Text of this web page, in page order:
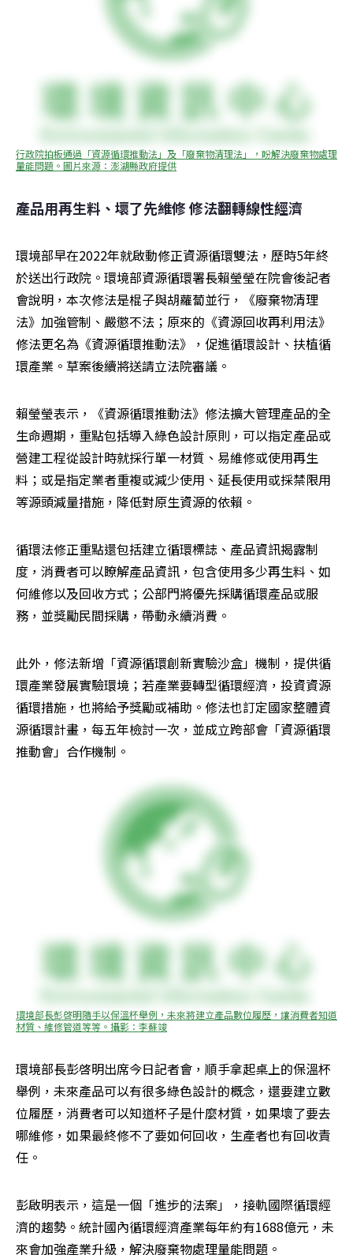
行政院拍板通過「資源循環推動法」及「廢棄物清理法」，盼解決廢棄物處理
量能問題。圖片來源：澎湖縣政府提供
產品用再生料、壞了先維修 修法翻轉線性經濟
環境部早在2022年就啟動修正資源循環雙法，歷時5年終
於送出行政院。環境部資源循環署長賴瑩瑩在院會後記者
會說明，本次修法是棍子與胡蘿蔔並行，《廢棄物清理
法》加強管制、嚴懲不法；原來的《資源回收再利用法》
修法更名為《資源循環推動法》，促進循環設計、扶植循
環產業。草案後續將送請立法院審議。
賴瑩瑩表示，《資源循環推動法》修法擴大管理產品的全
生命週期，重點包括導入綠色設計原則，可以指定產品或
營建工程從設計時就採行單一材質、易維修或使用再生
料；或是指定業者重複或減少使用、延長使用或採禁限用
等源頭減量措施，降低對原生資源的依賴。
循環法修正重點還包括建立循環標誌、產品資訊揭露制
度，消費者可以瞭解產品資訊，包含使用多少再生料、如
何維修以及回收方式；公部門將優先採購循環產品或服
務，並獎勵民間採購，帶動永續消費。
此外，修法新增「資源循環創新實驗沙盒」機制，提供循
環產業發展實驗環境；若產業要轉型循環經濟，投資資源
循環措施，也將給予獎勵或補助。修法也訂定國家整體資
源循環計畫，每五年檢討一次，並成立跨部會「資源循環
推動會」合作機制。
環境部長彭啓明隨手以保溫杯舉例，未來將建立產品數位履歷，讓消費者知道
材質、維修管道等等。攝影：李蘇竣
環境部長彭啓明出席今日記者會，順手拿起桌上的保溫杯
舉例，未來產品可以有很多綠色設計的概念，還要建立數
位履歷，消費者可以知道杯子是什麼材質，如果壞了要去
哪維修，如果最終修不了要如何回收，生產者也有回收責
任。
彭啟明表示，這是一個「進步的法案」，接軌國際循環經
濟的趨勢。統計國內循環經濟產業每年約有1688億元，未
來會加強產業升級，解決廢棄物處理量能問題。